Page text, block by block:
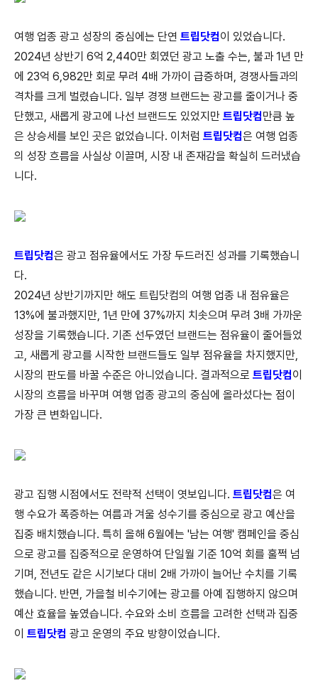
여행 업종 광고 성장의 중심에는 단연 트립닷컴이 있었습니다.
2024년 상반기 6억 2,440만 회였던 광고 노출 수는, 불과 1년 만
에 23억 6,982만 회로 무려 4배 가까이 급증하며, 경쟁사들과의
격차를 크게 벌렸습니다. 일부 경쟁 브랜드는 광고를 줄이거나 중
단했고, 새롭게 광고에 나선 브랜드도 있었지만 트립닷컴만큼 높
은 상승세를 보인 곳은 없었습니다. 이처럼 트립닷컴은 여행 업종
의 성장 흐름을 사실상 이끌며, 시장 내 존재감을 확실히 드러냈습
니다.
트립닷컴은 광고 점유율에서도 가장 두드러진 성과를 기록했습니
다.
2024년 상반기까지만 해도 트립닷컴의 여행 업종 내 점유율은
13%에 불과했지만, 1년 만에 37%까지 치솟으며 무려 3배 가까운
성장을 기록했습니다. 기존 선두였던 브랜드는 점유율이 줄어들었
고, 새롭게 광고를 시작한 브랜드들도 일부 점유율을 차지했지만,
시장의 판도를 바꿀 수준은 아니었습니다. 결과적으로 트립닷컴이
시장의 흐름을 바꾸며 여행 업종 광고의 중심에 올라섰다는 점이
가장 큰 변화입니다.
광고 집행 시점에서도 전략적 선택이 엿보입니다. 트립닷컴은 여
행 수요가 폭증하는 여름과 겨울 성수기를 중심으로 광고 예산을
집중 배치했습니다. 특히 올해 6월에는 '남는 여행' 캠페인을 중심
으로 광고를 집중적으로 운영하여 단일월 기준 10억 회를 훌쩍 넘
기며, 전년도 같은 시기보다 대비 2배 가까이 늘어난 수치를 기록
했습니다. 반면, 가을철 비수기에는 광고를 아예 집행하지 않으며
예산 효율을 높였습니다. 수요와 소비 흐름을 고려한 선택과 집중
이 트립닷컴 광고 운영의 주요 방향이었습니다.